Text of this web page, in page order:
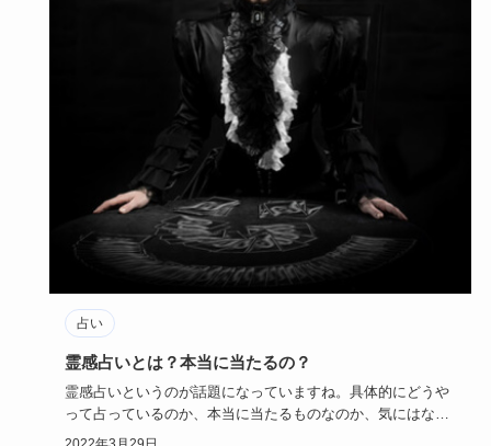
占い
霊感占いとは？本当に当たるの？
霊感占いというのが話題になっていますね。具体的にどうや
って占っているのか、本当に当たるものなのか、気にはなる
けど信じていい…